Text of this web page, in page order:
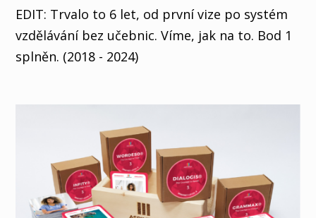
EDIT: Trvalo to 6 let, od první vize po systém
vzdělávání bez učebnic. Víme, jak na to. Bod 1
splněn. (2018 - 2024)